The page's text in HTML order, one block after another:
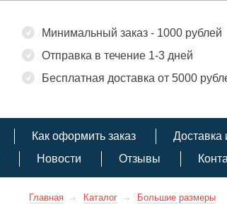
Минимальный заказ - 1000 рублей
Отправка в течение 1-3 дней
Бесплатная доставка от 5000
Как оформить заказ Доставка
Новости Отзывы
Главная Каталог Большие размеры